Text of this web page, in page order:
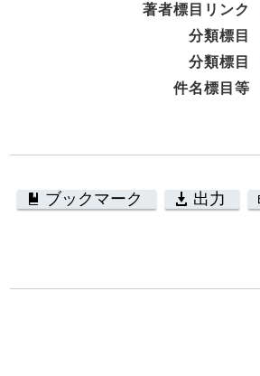
著者標目リンク
分類標目
分類標目
件名標目等
ブックマーク 出力